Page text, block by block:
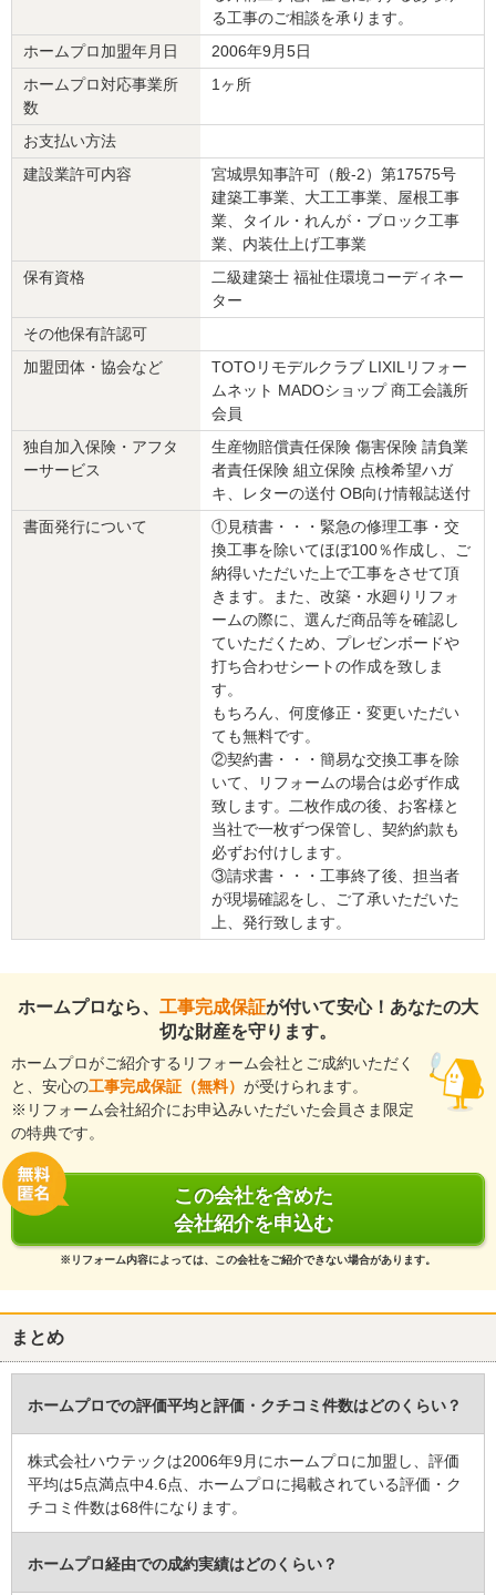
補助金も詳しくて手続きしてくれる事務の方もいてとても助かりま
す。
年末に振込の案内が来ました。
本当にありがとうございました。
これからも宜しくお願い致します。
この会社に決めた理由
大手ではないきめ細かい対応をして頂けると期待したのと、口コミ
で職人さんの対応以外が高評価だったので。
リフォーム会社からの返答
この度は温かい口コミをご投稿いただき、誠にありがとうございま
した。ご主人様にもお喜びいただけたとのこと、スタッフ一同これ
以上ないほど嬉しく、大変感激しております。
お客様の「ご主人様のための家創り」への強い想いに共感し、ご期
待に応えたい一心でお話を伺わせていただきました。築48年ならで
はの予期せぬ事態もありましたが、SNSやお電話でのやり取りを通
じ、信頼関係を築きながら一緒に乗り切ることができたと感じてお
ります。職人や、補助金手続きを担当した事務スタッフへの温かい
お言葉も大きな励みになります。
寒かったお住まいが、広く暖かい快適な空間に生まれ変わり、本当
に嬉しく思います。これからも住まいのパートナーとして、末永い
お付き合いをよろしくお願いいたします。何かございましたらいつ
でもお気軽にご連絡ください。
浴室・ユニットバス、トイレ、洗面所・脱衣所、 玄関
： 2024年12月2日
『素早い返信・連絡』が良かった（60代/女性）
4
契約後早々とトイレから工事をしていただき、お風呂・窓・レンジ
風呂共に快適に使用しております。御社の方々はもちろん 工事に
あたってくださった皆様の静かに集中して工事を進めるお姿が好印
象でした。最後にメーカーのお風呂お掃除セットまでプレゼントい
ただき、ありがとうございます。スマホトラブルで評価が遅れまし
て、申し訳ありません。
この会社に決めた理由
我が家と会社との距離が近い 短期工事 仮のお風呂を無料で貸し
ていただけた
予算額をオーバーしても長期使用できて良い物を勧めていただい
た 対応してくださった社員の皆さまが暖かく好印象だから
建物のタイプ
： 戸建住宅
施工地
築年数
工事完了日
： 2024年9月28日
4
教えてくださりこちらの益になることを提案頂いた点もよかったで
る工事のご相談を承ります。
ホームプロ加盟年月日
2006年9月5日
ホームプロ対応事業所
数
1ヶ所
お支払い方法
建設業許可内容
宮城県知事許可（般-2）第17575号
建築工事業、大工工事業、屋根工事
業、タイル・れんが・ブロック工事
業、内装仕上げ工事業
保有資格
二級建築士 福祉住環境コーディネー
ター
その他保有許認可
加盟団体・協会など
TOTOリモデルクラブ LIXILリフォー
ムネット MADOショップ 商工会議所
会員
独自加入保険・アフタ
ーサービス
生産物賠償責任保険 傷害保険 請負業
者責任保険 組立保険 点検希望ハガ
キ、レターの送付 OB向け情報誌送付
書面発行について
①見積書・・・緊急の修理工事・交
換工事を除いてほぼ100％作成し、ご
納得いただいた上で工事をさせて頂
きます。また、改築・水廻りリフォ
ームの際に、選んだ商品等を確認し
ていただくため、プレゼンボードや
打ち合わせシートの作成を致しま
す。
もちろん、何度修正・変更いただい
ても無料です。
②契約書・・・簡易な交換工事を除
いて、リフォームの場合は必ず作成
致します。二枚作成の後、お客様と
当社で一枚ずつ保管し、契約約款も
必ずお付けします。
③請求書・・・工事終了後、担当者
が現場確認をし、ご了承いただいた
上、発行致します。
ホームプロなら、 工事完成保証が付いて安心！あなたの大
切な財産を守ります。
ホームプロがご紹介するリフォーム会社とご成約いただく
と、安心の工事完成保証（無料） が受けられます。
※リフォーム会社紹介にお申込みいただいた会員さま限定
の特典です。
この会社を含めた
会社紹介を申込む
※リフォーム内容によっては、この会社をご紹介できない場合があります。
まとめ
ホームプロでの評価平均と評価・クチコミ件数はどのくらい？
株式会社ハウテックは2006年9月にホームプロに加盟し、評価
平均は5点満点中4.6点、ホームプロに掲載されている評価・ク
チコミ件数は68件になります。
ホームプロ経由での成約実績はどのくらい？